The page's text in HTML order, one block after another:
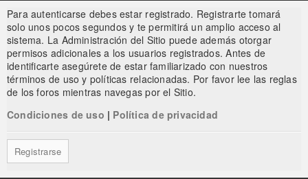
Para autenticarse debes estar registrado. Registrarte tomará
solo unos pocos segundos y te permitirá un amplio acceso al
sistema. La Administración del Sitio puede además otorgar
permisos adicionales a los usuarios registrados. Antes de
identificarte asegúrete de estar familiarizado con nuestros
términos de uso y políticas relacionadas. Por favor lee las reglas
de los foros mientras navegas por el Sitio.
Condiciones de uso | Política de privacidad
Registrarse